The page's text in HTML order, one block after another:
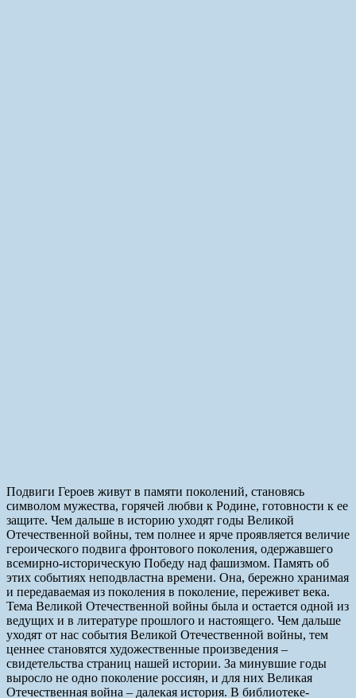
Подвиги Героев живут в памяти поколений, становясь
символом мужества, горячей любви к Родине, готовности к ее
защите. Чем дальше в историю уходят годы Великой
Отечественной войны, тем полнее и ярче проявляется величие
героического подвига фронтового поколения, одержавшего
всемирно-историческую Победу над фашизмом. Память об
этих событиях неподвластна времени. Она, бережно хранимая
и передаваемая из поколения в поколение, переживет века.
Тема Великой Отечественной войны была и остается одной из
ведущих и в литературе прошлого и настоящего. Чем дальше
уходят от нас события Великой Отечественной войны, тем
ценнее становятся художественные произведения –
свидетельства страниц нашей истории. За минувшие годы
выросло не одно поколение россиян, и для них Великая
Отечественная война – далекая история. В библиотеке-